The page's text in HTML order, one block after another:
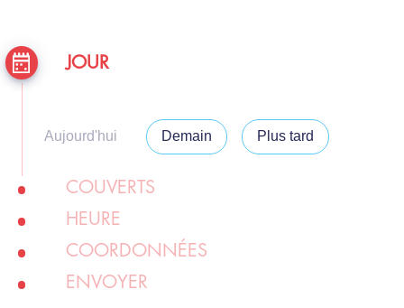
JOUR
Aujourd'hui Demain Plus tard
COUVERTS
HEURE
COORDONNÉES
ENVOYER